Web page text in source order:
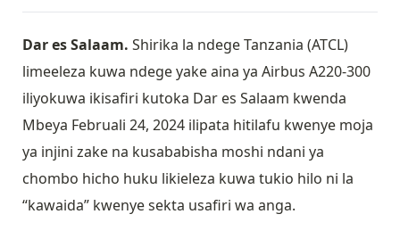
Dar es Salaam. Shirika la ndege Tanzania (ATCL)
limeeleza kuwa ndege yake aina ya Airbus A220-300
iliyokuwa ikisafiri kutoka Dar es Salaam kwenda
Mbeya Februali 24, 2024 ilipata hitilafu kwenye moja
ya injini zake na kusababisha moshi ndani ya
chombo hicho huku likieleza kuwa tukio hilo ni la
“kawaida” kwenye sekta usafiri wa anga.